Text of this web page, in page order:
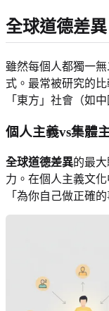
全球道德差
雖然每個人都獨一
式。最常被研究的
「東方」社會（如
個人主義vs集體
全球道德差異的最
力。在個人主義文
「為你自己做正確